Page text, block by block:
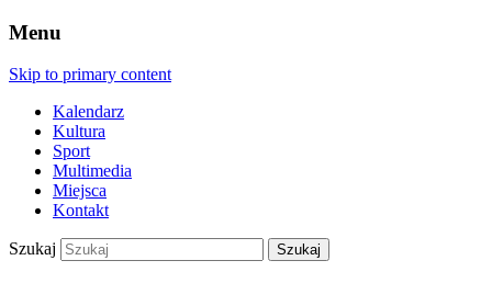
Menu
Skip to primary content
Kalendarz
Kultura
Sport
Multimedia
Miejsca
Kontakt
Szukaj